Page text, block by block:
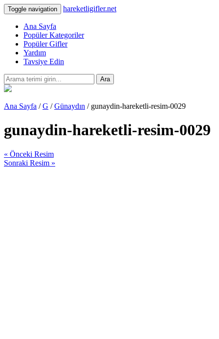
Toggle navigation hareketligifler.net
Ana Sayfa
Popüler Kategoriler
Popüler Gifler
Yardım
Tavsiye Edin
Ara
Ana Sayfa /G /Günaydın / gunaydin-hareketli-resim-0029
gunaydin-hareketli-resim-0029
« Önceki Resim
Sonraki Resim »